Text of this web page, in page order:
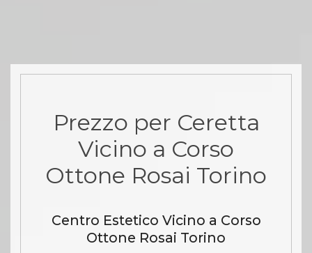
Prezzo per Ceretta
Vicino a Corso
Ottone Rosai Torino
Centro Estetico Vicino a Corso
Ottone Rosai Torino